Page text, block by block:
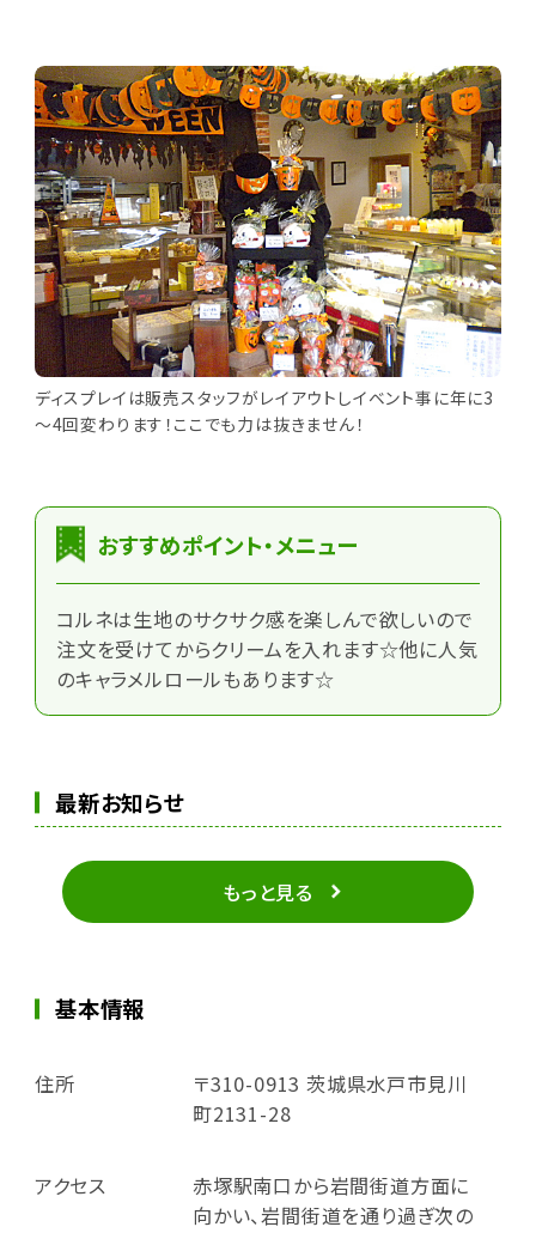
ディスプレイは販売スタッフがレイアウトしイベント事に年に3
～4回変わります！ここでも力は抜きません！
おすすめポイント・メニュー
コルネは生地のサクサク感を楽しんで欲しいので
注文を受けてからクリームを入れます☆他に人気
のキャラメルロールもあります☆
最新お知らせ
もっと見る
基本情報
住所
〒310-0913 茨城県水戸市見川
町2131-28
アクセス
赤塚駅南口から岩間街道方面に
向かい、岩間街道を通り過ぎ次の